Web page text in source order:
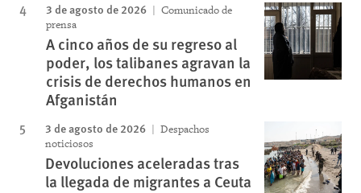
3 de agosto de 2026
Comunicado de
prensa
A cinco años de su regreso al
poder, los talibanes agravan la
crisis de derechos humanos en
Afganistán
3 de agosto de 2026
Despachos
noticiosos
Devoluciones aceleradas tras
la llegada de migrantes a Ceuta